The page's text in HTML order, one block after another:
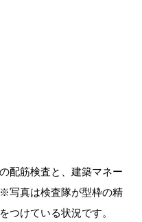
配筋検査と、建築マネー
写真は検査隊が型枠の精
つけている状況です。